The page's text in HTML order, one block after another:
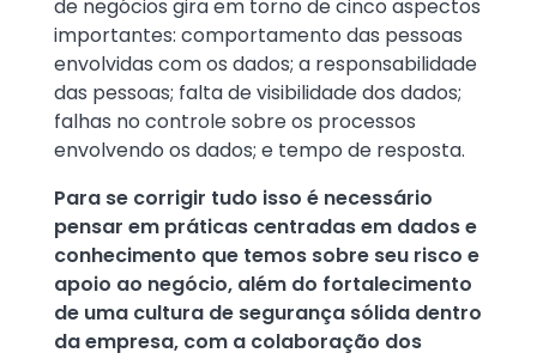
de negócios gira em torno de cinco aspectos
importantes: comportamento das pessoas
envolvidas com os dados; a responsabilidade
das pessoas; falta de visibilidade dos dados;
falhas no controle sobre os processos
envolvendo os dados; e tempo de resposta.
Para se corrigir tudo isso é necessário
pensar em práticas centradas em dados e
conhecimento que temos sobre seu risco e
apoio ao negócio, além do fortalecimento
de uma cultura de segurança sólida dentro
da empresa, com a colaboração dos